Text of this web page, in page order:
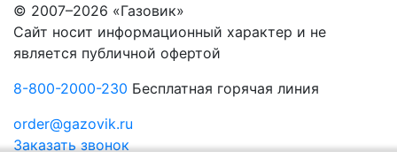
© 2007–2026 «Газовик»
Сайт носит информационный характер и не
является публичной офертой
8-800-2000-230 Бесплатная горячая линия
order@gazovik.ru
Заказать звонок